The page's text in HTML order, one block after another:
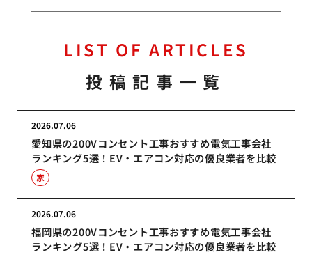
LIST OF ARTICLES
投稿記事一覧
愛知県の200Vコンセント工事おすすめ電気工事会社
ランキング5選！EV・エアコン対応の優良業者を比較
2026.07.06
家
福岡県の200Vコンセント工事おすすめ電気工事会社
ランキング5選！EV・エアコン対応の優良業者を比較
2026.07.06